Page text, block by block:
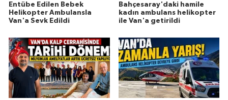
Entübe Edilen Bebek
Helikopter Ambulansla
Van'a Sevk Edildi
Bahçesaray'daki hamile
kadın ambulans helikopter
ile Van'a getirildi